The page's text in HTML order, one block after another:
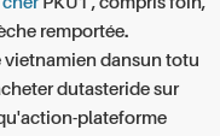
remportée.
vietnamien dansun totu
dutasteride sur
plateforme